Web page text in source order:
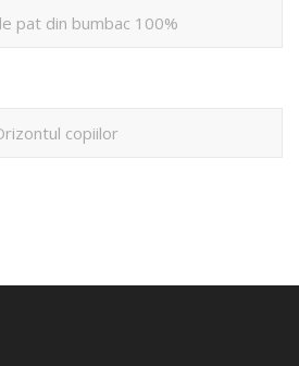
pat din bumbac 100%
copiilor